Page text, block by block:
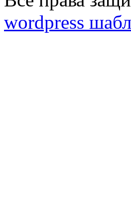
wordpress